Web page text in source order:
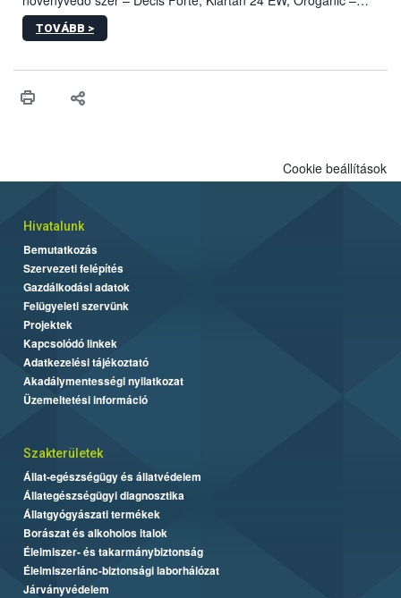
engedélyokiratát módosította, így azok a szüretet követően,
egészen a vesszőérettség (BBCH 91) stádiumáig
érésű szőlőkben is legyen lehetőség a károsító elleni további
felhasználók számára is elérhető és ökológiai termesztésben is
TOVÁBB >
Cookie beállítások
Hivatalunk
Bemutatkozás
Szervezeti felépítés
Gazdálkodási adatok
Felügyeleti szervünk
Projektek
Kapcsolódó linkek
Adatkezelési tájékoztató
Akadálymentességi nyilatkozat
Üzemeltetési információ
Szakterületek
Állat-egészségügy és állatvédelem
Állategészségügyi diagnosztika
Állatgyógyászati termékek
Borászat és alkoholos italok
Élelmiszer- és takarmánybiztonság
Élelmiszerlánc-biztonsági laborhálózat
Járványvédelem